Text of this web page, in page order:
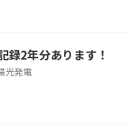
2年分あります！
光発電